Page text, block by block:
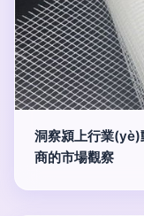
洞察潁上行業
商的市場觀察